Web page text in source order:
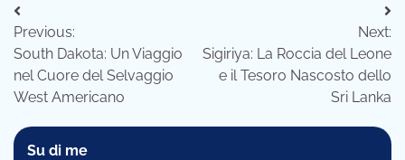
Navigazione
articoli
Previous:
South Dakota: Un Viaggio
nel Cuore del Selvaggio
West Americano
Next:
Sigiriya: La Roccia del Leone
e il Tesoro Nascosto dello
Sri Lanka
Su di me